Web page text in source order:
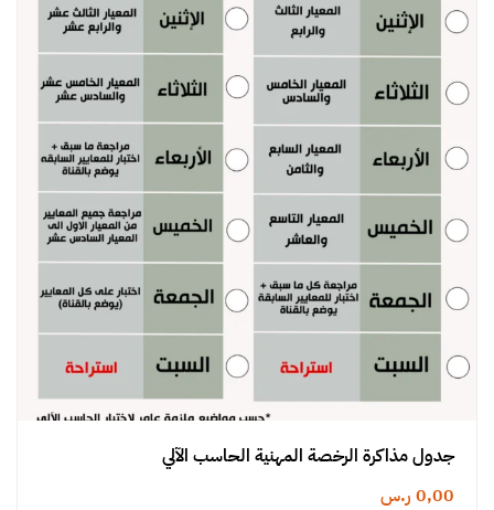
جدول مذاكرة الرخصة المهنية الحاسب الآلي
0,00 ر.س